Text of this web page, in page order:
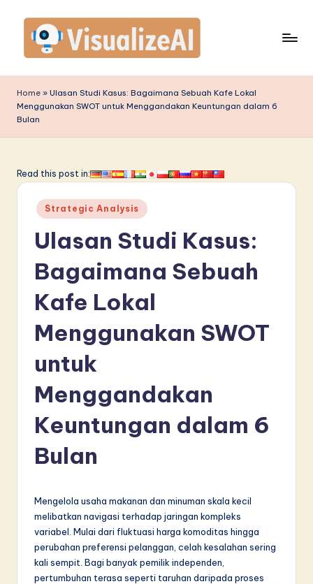
content
is
u
a
z
A
si
L
Home » Ulasan Studi Kasus: Bagaimana Sebuah Kafe Lokal
Menggunakan SWOT untuk Menggandakan Keuntungan dalam 6
Bulan
Read this post in:
Posted
in
Strategic Analysis
Ulasan Studi Kasus:
Bagaimana Sebuah
Kafe Lokal
Menggunakan SWOT
untuk
Menggandakan
Keuntungan dalam 6
Bulan
Mengelola usaha makanan dan minuman skala kecil
melibatkan navigasi terhadap jaringan kompleks
variabel. Mulai dari fluktuasi harga komoditas hingga
perubahan preferensi pelanggan, celah kesalahan sering
kali sempit. Bagi banyak pemilik independen,
pertumbuhan terasa seperti taruhan daripada proses